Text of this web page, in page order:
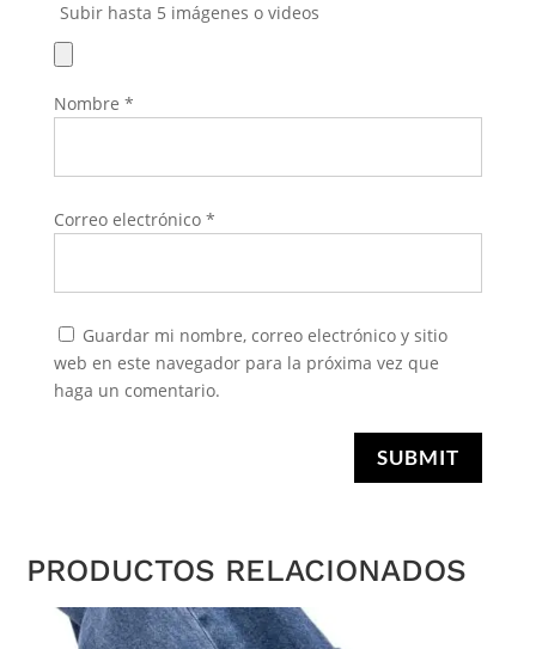
Subir hasta 5 imágenes o videos
Nombre *
Correo electrónico *
Guardar mi nombre, correo electrónico y sitio
web en este navegador para la próxima vez que
haga un comentario.
SUBMIT
PRODUCTOS RELACIONADOS